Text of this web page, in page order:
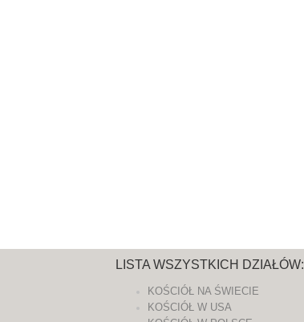
LISTA WSZYSTKICH DZIAŁÓW:
KOŚCIÓŁ NA ŚWIECIE
KOŚCIÓŁ W USA